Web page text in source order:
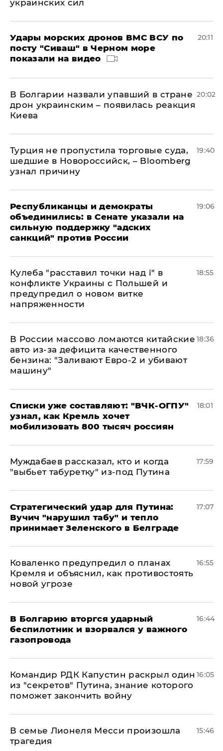
украинских сил
Удары морских дронов ВМС ВСУ по
посту "Сиваш" в Черном море
показали на видео
20:11
В Болгарии назвали упавший в стране
дрон украинским – появилась реакция
Киева
20:02
Турция не пропустила торговые суда,
шедшие в Новороссийск, – Bloomberg
узнал причину
19:40
Республиканцы и демократы
объединились: в Сенате указали на
сильную поддержку "адских
санкций" против России
19:06
Кулеба "расставил точки над і" в
конфликте Украины с Польшей и
предупредил о новом витке
напряженности
18:55
В России массово ломаются китайские
авто из-за дефицита качественного
бензина: "Заливают Евро-2 и убивают
машину"
18:36
Списки уже составляют: "ВЧК-ОГПУ"
узнал, как Кремль хочет
мобилизовать 800 тысяч россиян
18:01
Муждабаев рассказал, кто и когда
"выбьет табуретку" из-под Путина
17:59
Стратегический удар для Путина:
Вучич "нарушил табу" и тепло
принимает Зеленского в Белграде
17:07
Коваленко предупредил о планах
Кремля и объяснил, как противостоять
новой угрозе
16:55
В Болгарию вторгся ударный
беспилотник и взорвался у важного
газопровода
16:44
Командир РДК Капустин раскрыл один
из "секретов" Путина, знание которого
поможет закончить войну
16:05
В семье Лионеля Месси произошла
трагедия
15:46